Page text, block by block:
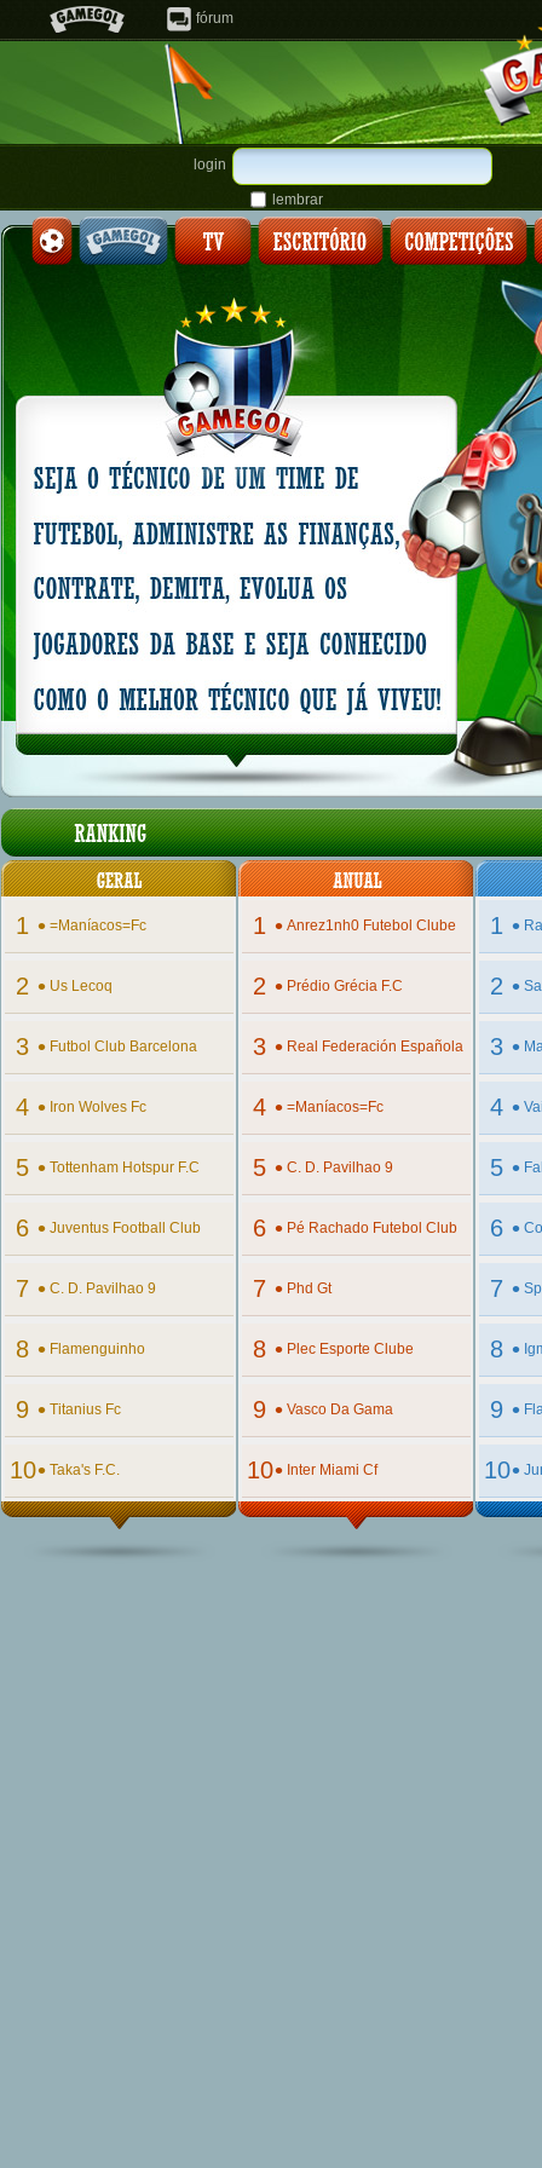
fórum
login
lembrar
senha
1 • =maníacos=fc
2 • Us Lecoq
3 • Futbol Club Barcelona
4 • Iron Wolves Fc
5 • Tottenham Hotspur F.c
6 • Juventus Football Club
7 • C. D. Pavilhao 9
8 • Flamenguinho
9 • Titanius Fc
10• Taka's F.c.
1 • Anrez1nh0 Futebol Clube
2 • Prédio Grécia F.c
3 • Real Federación Española
4 • =maníacos=fc
5 • C. D. Pavilhao 9
6 • Pé Rachado Futebol Club
7 • Phd Gt
8 • Plec Esporte Clube
9 • Vasco Da Gama
10• Inter Miami Cf
1 •
2 •
3 •
4 •
5 •
6 •
7 •
8 •
9 •
10•